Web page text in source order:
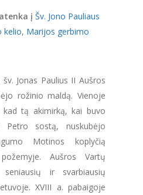
į Šv. Jono Pauliaus
kelio, Marijos gerbimo
Jonas Paulius II Aušros
rožinio maldą. Vienoje
tą akimirką, kai buvo
sostą, nuskubėjo
Motinos koplyčią
Aušros Vartų
ir svarbiausių
XVIII a. pabaigoje